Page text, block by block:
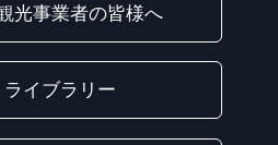
光事業者の皆様へ
ライブラリー